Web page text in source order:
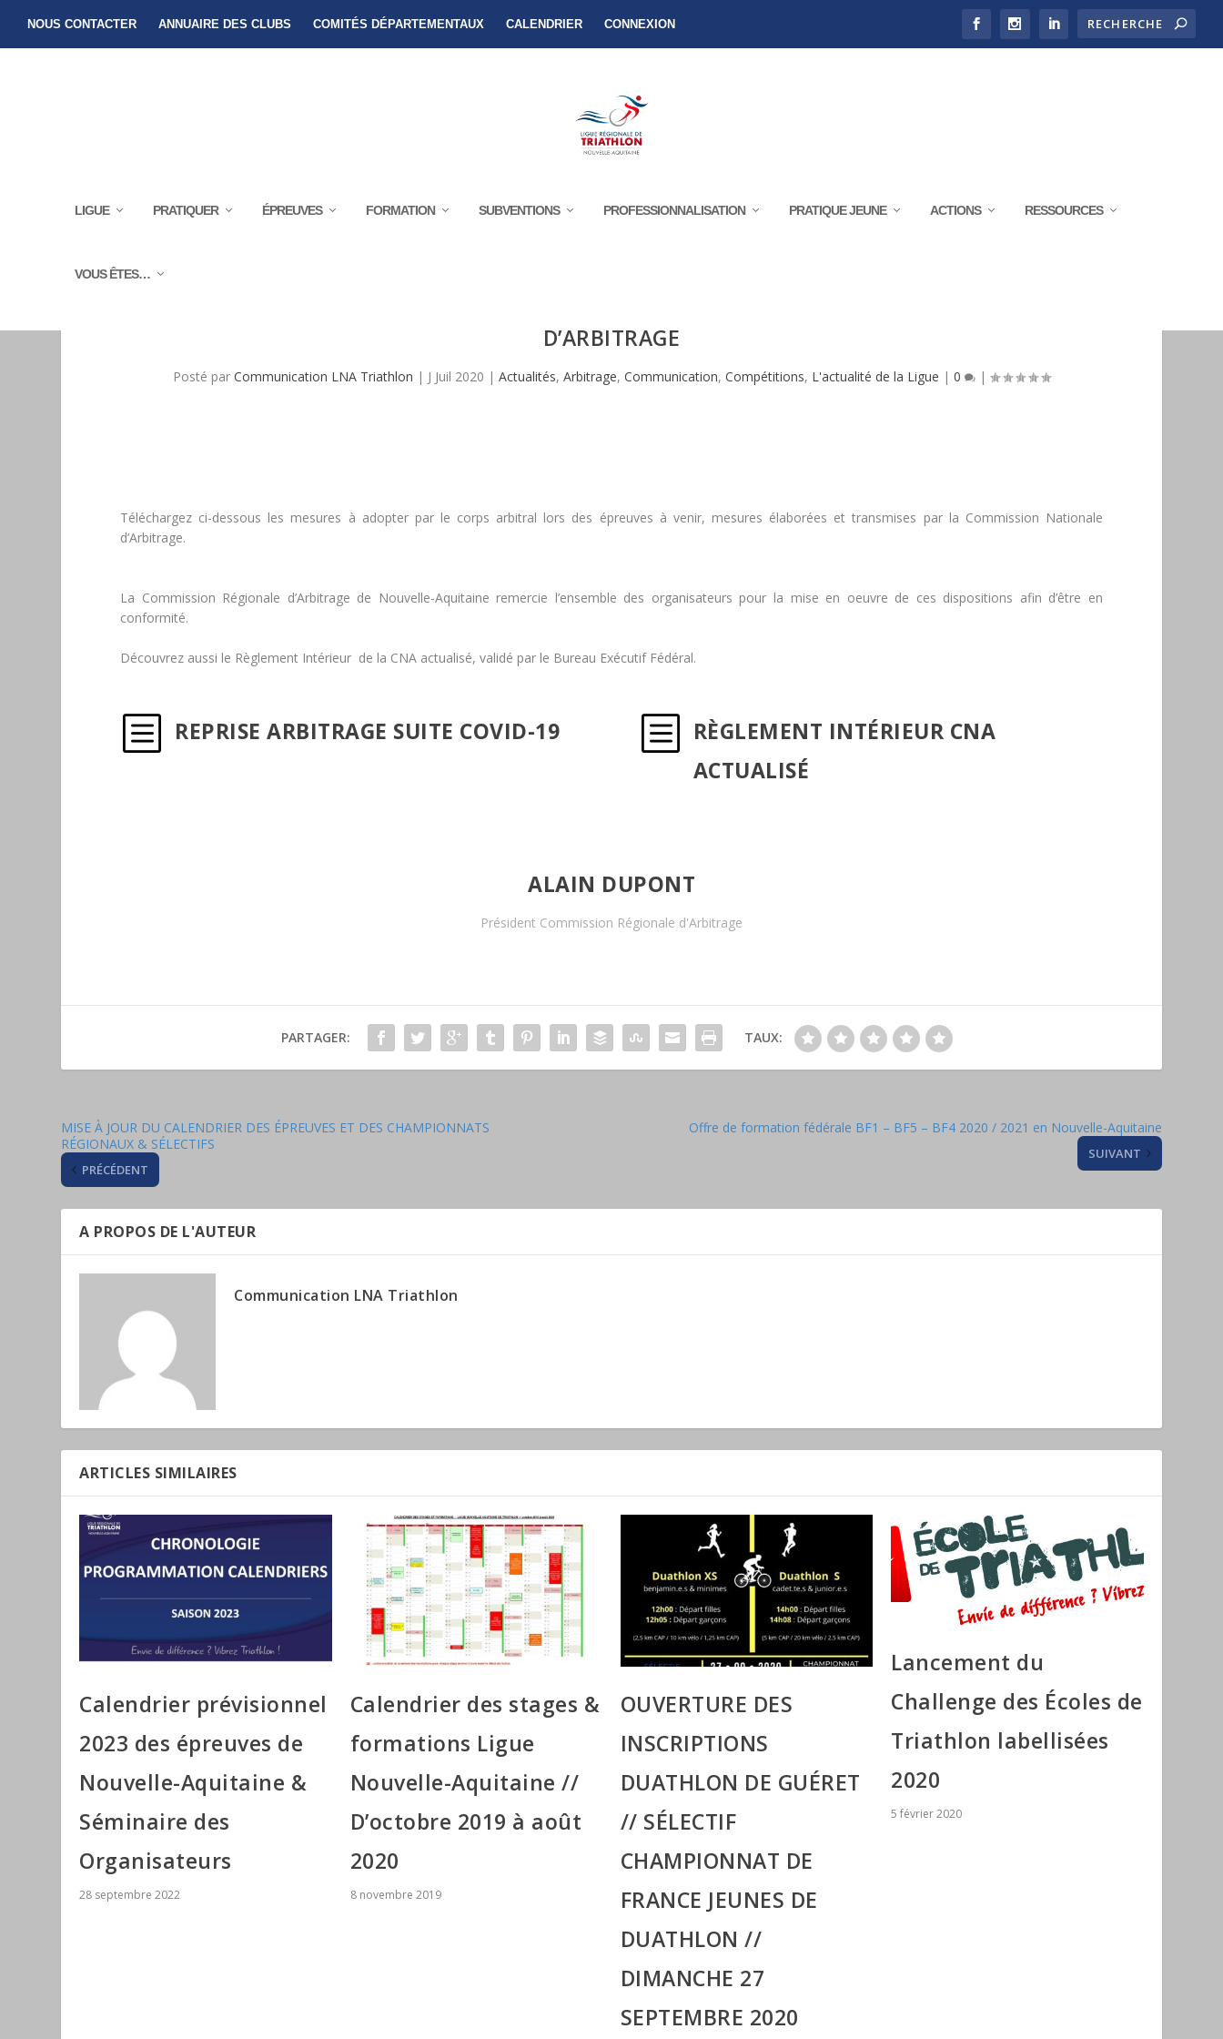
NOUS CONTACTER ANNUAIRE DES CLUBS COMITÉS DÉPARTEMENTAUX CALENDRIER CONNEXION
LIGUE PRATIQUER ÉPREUVES FORMATION SUBVENTIONS PROFESSIONNALISATION PRATIQUE JEUNE ACTIONS RESSOURCES
VOUS ÊTES…
D’ARBITRAGE
Posté par Communication LNA Triathlon | J Juil 2020 | Actualités, Arbitrage, Communication, Compétitions, L'actualité de la Ligue | 0 |
Téléchargez ci-dessous les mesures à adopter par le corps arbitral lors des épreuves à venir, mesures élaborées et transmises par la Commission Nationale
d’Arbitrage.
La Commission Régionale d’Arbitrage de Nouvelle-Aquitaine remercie l’ensemble des organisateurs pour la mise en oeuvre de ces dispositions afin d’être en
conformité.
Découvrez aussi le Règlement Intérieur de la CNA actualisé, validé par le Bureau Exécutif Fédéral.
b REPRISE ARBITRAGE SUITE COVID-19 b
RÈGLEMENT INTÉRIEUR CNA
ACTUALISÉ
ALAIN DUPONT
Président Commission Régionale d'Arbitrage
PARTAGER: TAUX:
MISE À JOUR DU CALENDRIER DES ÉPREUVES ET DES CHAMPIONNATS
RÉGIONAUX & SÉLECTIFS
PRÉCÉDENT
Offre de formation fédérale BF1 – BF5 – BF4 2020 / 2021 en Nouvelle-Aquitaine
SUIVANT
A PROPOS DE L'AUTEUR
Communication LNA Triathlon
ARTICLES SIMILAIRES
Calendrier prévisionnel
2023 des épreuves de
Nouvelle-Aquitaine &
Séminaire des
Organisateurs
28 septembre 2022
Calendrier des stages &
formations Ligue
Nouvelle-Aquitaine //
D’octobre 2019 à août
2020
8 novembre 2019
OUVERTURE DES
INSCRIPTIONS
DUATHLON DE GUÉRET
// SÉLECTIF
CHAMPIONNAT DE
FRANCE JEUNES DE
DUATHLON //
DIMANCHE 27
SEPTEMBRE 2020
Lancement du
Challenge des Écoles de
Triathlon labellisées
2020
5 février 2020